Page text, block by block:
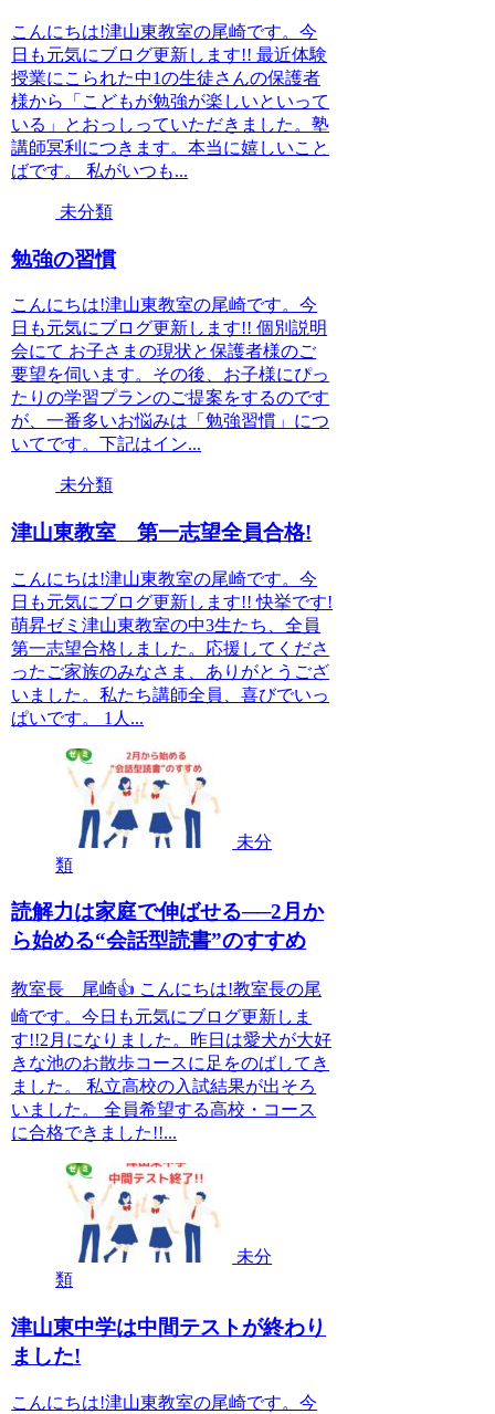
こんにちは!津山東教室の尾崎です。今
日も元気にブログ更新します!! 最近体験
授業にこられた中1の生徒さんの保護者
様から「こどもが勉強が楽しいといって
いる」とおっしっていただきました。塾
講師冥利につきます。本当に嬉しいこと
ばです。 私がいつも...
未分類
勉強の習慣
こんにちは!津山東教室の尾崎です。今
日も元気にブログ更新します!! 個別説明
会にて お子さまの現状と保護者様のご
要望を伺います。その後、お子様にぴっ
たりの学習プランのご提案をするのです
が、一番多いお悩みは「勉強習慣」につ
いてです。下記はイン...
未分類
津山東教室 第一志望全員合格!
こんにちは!津山東教室の尾崎です。今
日も元気にブログ更新します!! 快挙です!
萌昇ゼミ津山東教室の中3生たち、全員
第一志望合格しました。応援してくださ
ったご家族のみなさま、ありがとうござ
いました。私たち講師全員、喜びでいっ
ぱいです。 1人...
未分
類
読解力は家庭で伸ばせる──2月か
ら始める“会話型読書”のすすめ
教室長 尾崎👍 こんにちは!教室長の尾
崎です。今日も元気にブログ更新しま
す!!2月になりました。昨日は愛犬が大好
きな池のお散歩コースに足をのばしてき
ました。 私立高校の入試結果が出そろ
いました。 全員希望する高校・コース
に合格できました!!...
未分
類
津山東中学は中間テストが終わり
ました!
こんにちは!津山東教室の尾崎です。今